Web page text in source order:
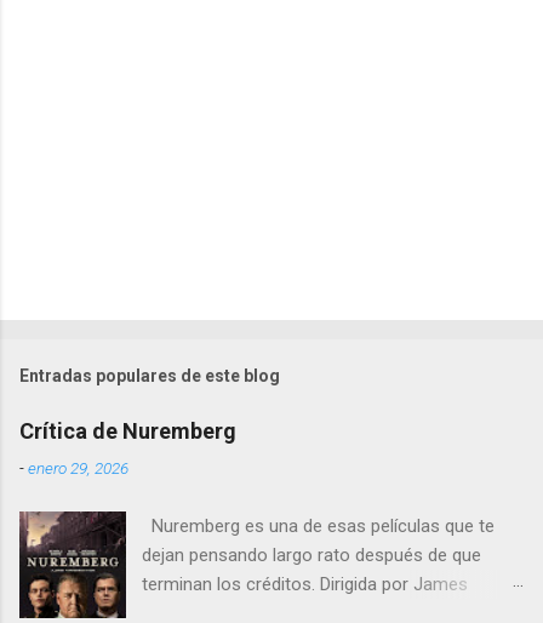
Entradas populares de este blog
Crítica de Nuremberg
-enero 29, 2026
Nuremberg es una de esas películas que te
dejan pensando largo rato después de que
terminan los créditos. Dirigida por James